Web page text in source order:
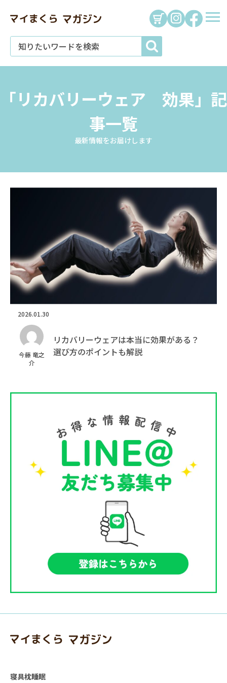
「リカバリーウェア 効果」記
事一覧
最新情報をお届けします
2026.01.30
今藤 竜之
介
リカバリーウェアは本当に効果がある？
選び方のポイントも解説
寝具枕睡眠